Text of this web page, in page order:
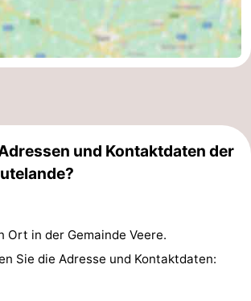
und Kontaktdaten der
Ort in der Gemainde Veere.
Sie die Adresse und Kontaktdaten: